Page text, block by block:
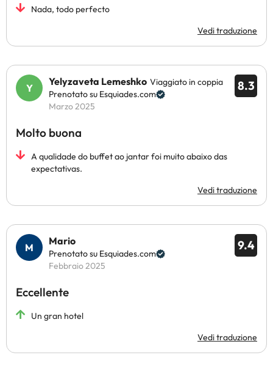
Nada, todo perfecto
Vedi traduzione
8.3
Yelyzaveta Lemeshko Viaggiato in coppia
Prenotato su Esquiades.com
Marzo 2025
Molto buona
A qualidade do buffet ao jantar foi muito abaixo das
expectativas.
Vedi traduzione
9.4
Mario
Prenotato su Esquiades.com
Febbraio 2025
Eccellente
Un gran hotel
Vedi traduzione